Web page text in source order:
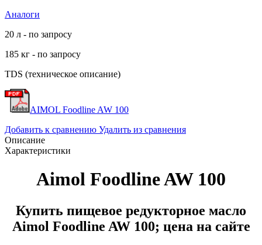
Аналоги
20 л - по запросу
185 кг - по запросу
TDS (техническое описание)
AIMOL Foodline AW 100
Добавить к сравнению Удалить из сравнения
Описание
Характеристики
Aimol Foodline AW 100
Купить пищевое редукторное масло
Aimol Foodline AW 100; цена на сайте